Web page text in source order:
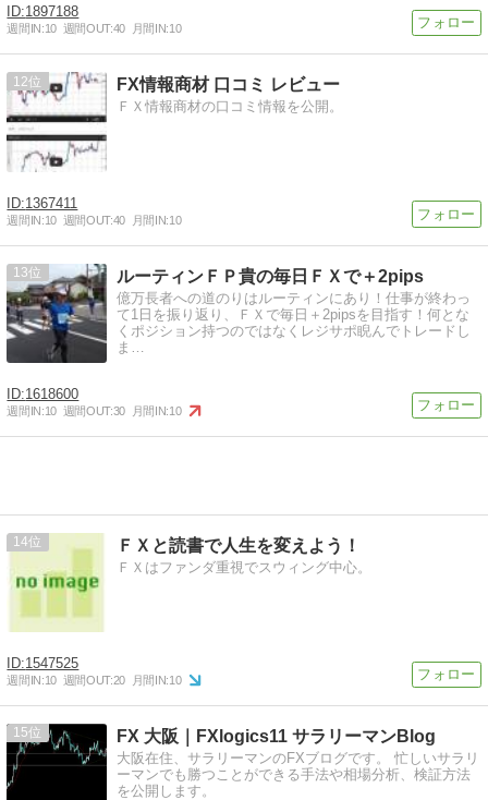
1897188
週間IN:10 週間OUT:40 月間IN:10
12 FX情報商材 口コミ レビュー
ＦＸ情報商材の口コミ情報を公開。
1367411
週間IN:10 週間OUT:40 月間IN:10
13 ルーティンＦＰ貴の毎日ＦＸで＋2pips
億万長者への道のりはルーティンにあり！仕事が終わっ
て1日を振り返り、ＦＸで毎日＋2pipsを目指す！何とな
くポジション持つのではなくレジサポ睨んでトレードし
ま…
1618600
週間IN:10 週間OUT:30 月間IN:10
14 ＦＸと読書で人生を変えよう！
ＦＸはファンダ重視でスウィング中心。
1547525
週間IN:10 週間OUT:20 月間IN:10
15 FX 大阪｜FXlogics11 サラリーマンBlog
大阪在住、サラリーマンのFXブログです。 忙しいサラリ
ーマンでも勝つことができる手法や相場分析、検証方法
を公開します。